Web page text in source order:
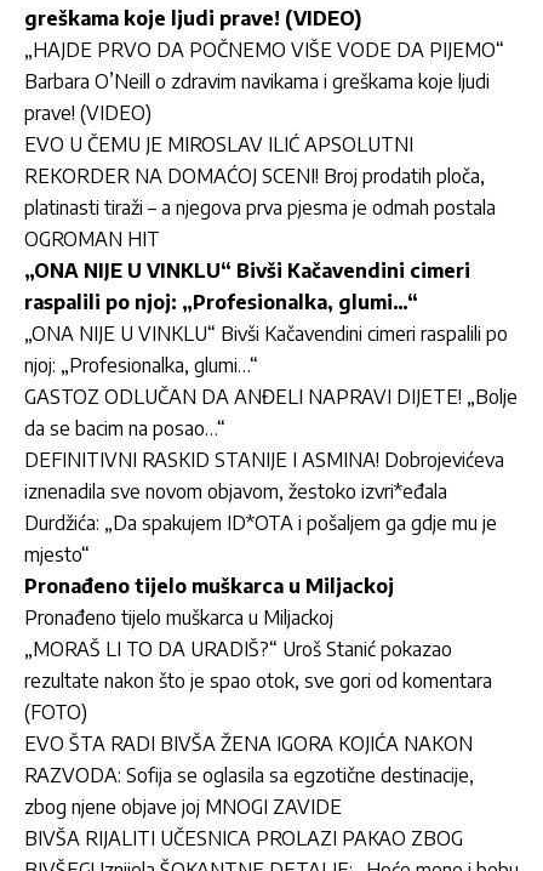
greškama koje ljudi prave! (VIDEO)
„HAJDE PRVO DA POČNEMO VIŠE VODE DA PIJEMO“
Barbara O’Neill o zdravim navikama i greškama koje ljudi
prave! (VIDEO)
EVO U ČEMU JE MIROSLAV ILIĆ APSOLUTNI
REKORDER NA DOMAĆOJ SCENI! Broj prodatih ploča,
platinasti tiraži – a njegova prva pjesma je odmah postala
OGROMAN HIT
„ONA NIJE U VINKLU“ Bivši Kačavendini cimeri
raspalili po njoj: „Profesionalka, glumi…“
„ONA NIJE U VINKLU“ Bivši Kačavendini cimeri raspalili po
njoj: „Profesionalka, glumi…“
GASTOZ ODLUČAN DA ANĐELI NAPRAVI DIJETE! „Bolje
da se bacim na posao…“
DEFINITIVNI RASKID STANIJE I ASMINA! Dobrojevićeva
iznenadila sve novom objavom, žestoko izvri*eđala
Durdžića: „Da spakujem ID*OTA i pošaljem ga gdje mu je
mjesto“
Pronađeno tijelo muškarca u Miljackoj
Pronađeno tijelo muškarca u Miljackoj
„MORAŠ LI TO DA URADIŠ?“ Uroš Stanić pokazao
rezultate nakon što je spao otok, sve gori od komentara
(FOTO)
EVO ŠTA RADI BIVŠA ŽENA IGORA KOJIĆA NAKON
RAZVODA: Sofija se oglasila sa egzotične destinacije,
zbog njene objave joj MNOGI ZAVIDE
BIVŠA RIJALITI UČESNICA PROLAZI PAKAO ZBOG